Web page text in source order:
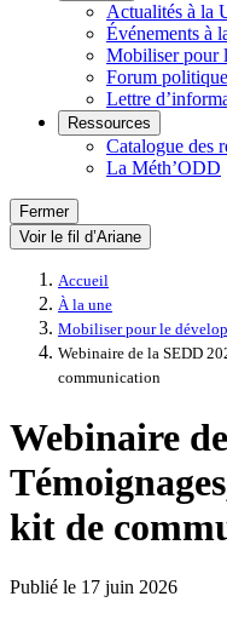
Actualités à la
Événements à
Mobiliser pour
Forum
Lettre
Ressources
Catalogue des
La Méth’ODD
Fermer
Voir le fil d’Ariane
Accueil
À la une
Mobiliser pour le
Webinaire de la SEDD
communication
Webinaire
kit de
Publié le 17 juin 2026